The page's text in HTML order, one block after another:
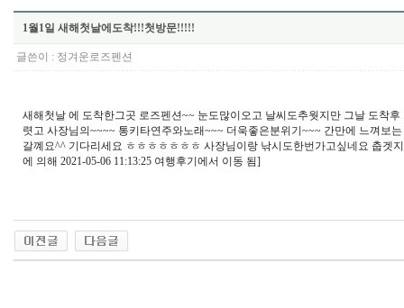
1월1일 새해첫날에도착!!!첫방문!!!!!
글쓴이 : 정겨운로즈펜션
새해첫날 에 도착한그곳 로즈펜션~~ 눈도많이오고 날씨도추웟지만 그날 도착
렷고 사장님의~~~~ 통키타연주와노래~~~ 더욱좋은분위기~~~ 간만에 느껴보
갈꼐요^^ 기다리세요 ㅎㅎㅎㅎㅎㅎㅎ 사장님이랑 낚시도한번가고싶네요 춥
에 의해 2021-05-06 11:13:25 여행후기에서 이동 됨]